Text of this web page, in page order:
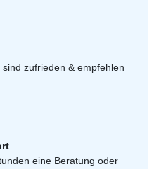
zufrieden & empfehlen
eine Beratung oder